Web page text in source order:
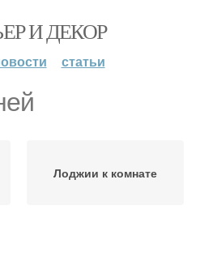
И ДЕКОР
статьи
Лоджии к комнате